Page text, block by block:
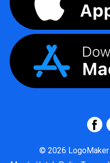
© 2026 LogoMaker